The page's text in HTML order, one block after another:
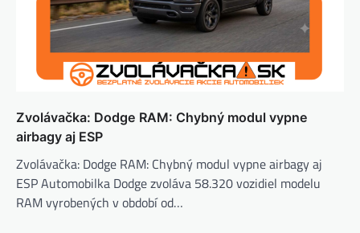
Zvolávačka: Dodge RAM: Chybný modul vypne
airbagy aj ESP
Zvolávačka: Dodge RAM: Chybný modul vypne airbagy aj
ESP Automobilka Dodge zvoláva 58.320 vozidiel modelu
RAM vyrobených v období od…